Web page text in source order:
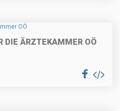
DIE ÄRZTEKAMMER OÖ